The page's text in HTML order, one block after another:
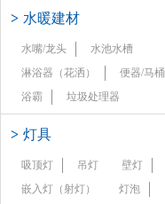
> 水暖建材
水嘴/龙头
水池水槽
淋浴器（花洒）
便器/马桶
浴霸
垃圾处理器
> 灯具
吸顶灯 吊灯
壁灯
嵌入灯（射灯）
灯泡